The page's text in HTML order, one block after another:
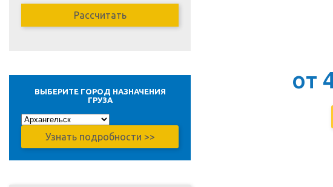
ВЫБЕРИТЕ ГОРОД НАЗНАЧЕНИЯ
ГРУЗА
Узнать подробности >>
от